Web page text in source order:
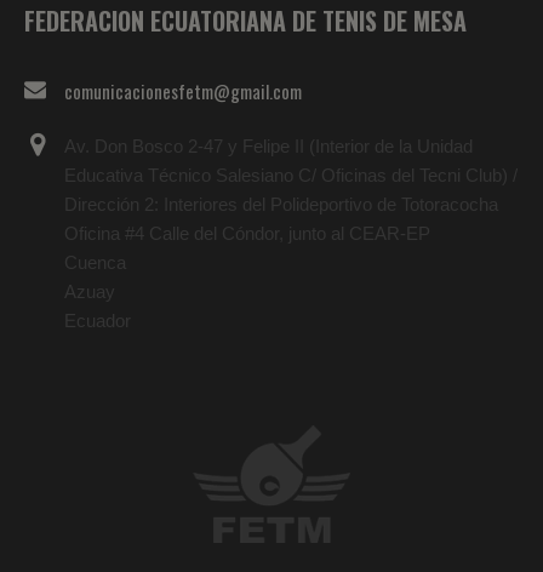
FEDERACION ECUATORIANA DE TENIS DE MESA
comunicacionesfetm@gmail.com
Av. Don Bosco 2-47 y Felipe II (Interior de la Unidad
Educativa Técnico Salesiano C/ Oficinas del Tecni Club) /
Dirección 2: Interiores del Polideportivo de Totoracocha
Oficina #4 Calle del Cóndor, junto al CEAR-EP
Cuenca
Azuay
Ecuador